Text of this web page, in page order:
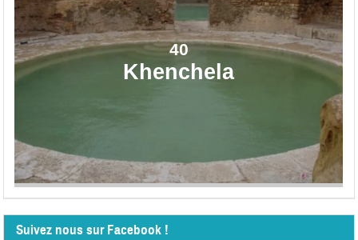
40
Khenchela
Suivez nous sur Facebook !